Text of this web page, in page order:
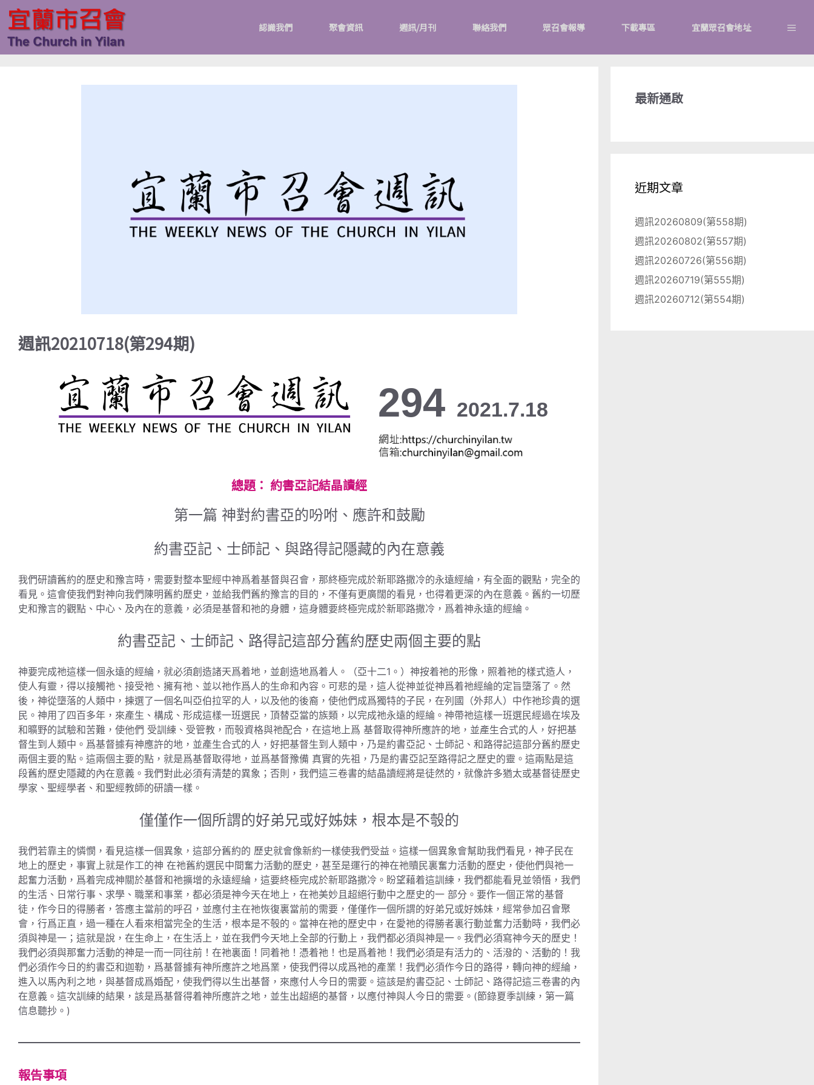
主
認識我們 聚會資訊 週訊/月刊 聯絡我們 眾召會報導 下載專區 宜蘭眾召會地址
週訊20210718(第294期)
294 2021.7.18
總題： 約書亞記結晶讀經
第一篇 神對約書亞的吩咐、應許和鼓勵
約書亞記、士師記、與路得記隱藏的內在意義
我們研讀舊約的歷史和豫言時，需要對整本聖經中神爲着基督與召會，那終極完成於新耶路撒冷的永遠經綸，有全面的觀點，完全的
看見。這會使我們對神向我們陳明舊約歷史，並給我們舊約豫言的目的，不僅有更廣闊的看見，也得着更深的內在意義。舊約一切歷
史和豫言的觀點、中心、及內在的意義，必須是基督和祂的身體，這身體要終極完成於新耶路撒冷，爲着神永遠的經綸。
約書亞記、士師記、路得記這部分舊約歷史兩個主要的點
神要完成祂這樣一個永遠的經綸，就必須創造諸天爲着地，並創造地爲着人。（亞十二1。）神按着祂的形像，照着祂的樣式造人，
使人有靈，得以接觸祂、接受祂、擁有祂、並以祂作爲人的生命和內容。可悲的是，這人從神並從神爲着祂經綸的定旨墮落了。然
後，神從墮落的人類中，揀選了一個名叫亞伯拉罕的人，以及他的後裔，使他們成爲獨特的子民，在列國（外邦人）中作祂珍貴的選
民。神用了四百多年，來產生、構成、形成這樣一班選民，頂替亞當的族類，以完成祂永遠的經綸。神帶祂這樣一班選民經過在埃及
和曠野的試驗和苦難，使他們 受訓練、受管教，而彀資格與祂配合，在這地上爲 基督取得神所應許的地，並產生合式的人，好把基
督生到人類中。爲基督據有神應許的地，並產生合式的人，好把基督生到人類中，乃是約書亞記、士師記、和路得記這部分舊約歷史
兩個主要的點。這兩個主要的點，就是爲基督取得地，並爲基督豫備 真實的先祖，乃是約書亞記至路得記之歷史的靈。這兩點是這
段舊約歷史隱藏的內在意義。我們對此必須有清楚的異象；否則，我們這三卷書的結晶讀經將是徒然的，就像許多猶太或基督徒歷史
學家、聖經學者、和聖經教師的研讀一樣。
僅僅作一個所謂的好弟兄或好姊妹，根本是不彀的
我們若靠主的憐憫，看見這樣一個異象，這部分舊約的 歷史就會像新約一樣使我們受益。這樣一個異象會幫助我們看見，神子民在
地上的歷史，事實上就是作工的神 在祂舊約選民中間奮力活動的歷史，甚至是運行的神在祂贖民裏奮力活動的歷史，使他們與祂一
起奮力活動，爲着完成神關於基督和祂擴增的永遠經綸，這要終極完成於新耶路撒冷。盼望藉着這訓練，我們都能看見並領悟，我們
的生活、日常行事、求學、職業和事業，都必須是神今天在地上，在祂美妙且超絕行動中之歷史的一 部分。要作一個正常的基督
徒，作今日的得勝者，答應主當前的呼召，並應付主在祂恢復裏當前的需要，僅僅作一個所謂的好弟兄或好姊妹，經常參加召會聚
會，行爲正直，過一種在人看來相當完全的生活，根本是不彀的。當神在祂的歷史中，在愛祂的得勝者裏行動並奮力活動時，我們必
須與神是一；這就是說，在生命上，在生活上，並在我們今天地上全部的行動上，我們都必須與神是一。我們必須寫神今天的歷史！
我們必須與那奮力活動的神是一而一同往前！在祂裏面！同着祂！憑着祂！也是爲着祂！我們必須是有活力的、活潑的、活動的！我
們必須作今日的約書亞和迦勒，爲基督據有神所應許之地爲業，使我們得以成爲祂的產業！我們必須作今日的路得，轉向神的經綸，
進入以馬內利之地，與基督成爲婚配，使我們得以生出基督，來應付人今日的需要。這該是約書亞記、士師記、路得記這三卷書的內
在意義。這次訓練的結果，該是爲基督得着神所應許之地，並生出超絕的基督，以應付神與人今日的需要。(節錄夏季訓練，第一篇
信息聽抄。)
報告事項
最新通啟
近期文章
週訊20260809(第558期)
週訊20260802(第557期)
週訊20260726(第556期)
週訊20260719(第555期)
週訊20260712(第554期)